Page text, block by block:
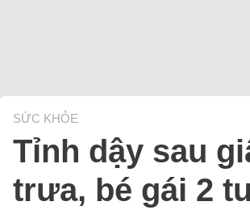
SỨC KHỎE
Tỉnh dậy sau
trưa, bé gái 2